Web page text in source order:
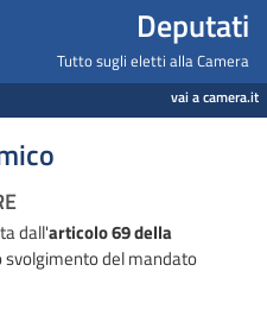
- Deputati
Tutto sugli eletti alla Camera
vai a camera.it
dall'articolo 69 della
svolgimento del mandato